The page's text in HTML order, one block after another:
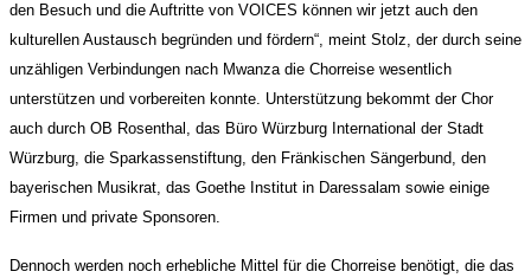
den Besuch und die Auftritte von VOICES können wir jetzt auch den
kulturellen Austausch begründen und fördern“, meint Stolz, der durch seine
unzähligen Verbindungen nach Mwanza die Chorreise wesentlich
unterstützen und vorbereiten konnte. Unterstützung bekommt der Chor
auch durch OB Rosenthal, das Büro Würzburg International der Stadt
Würzburg, die Sparkassenstiftung, den Fränkischen Sängerbund, den
bayerischen Musikrat, das Goethe Institut in Daressalam sowie einige
Firmen und private Sponsoren.
Dennoch werden noch erhebliche Mittel für die Chorreise benötigt, die das